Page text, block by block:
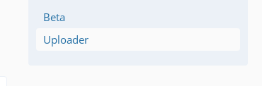
Beta
Uploader